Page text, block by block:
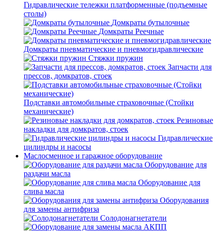
Гидравлические тележки платформенные (подъемные
столы)
Домкраты бутылочные
Домкраты Реечные
Домкраты пневматические и пневмогидравлические
Стяжки пружин
Запчасти для
прессов, домкратов, стоек
Подставки автомобильные страховочные (Стойки
механические)
Резиновые
накладки для домкратов, стоек
Гидравлические
цилиндры и насосы
Маслосменное и гаражное оборудование
Оборудование для
раздачи масла
Оборудование для
слива масла
Оборудования
для замены антифриза
Солодонагнетатели